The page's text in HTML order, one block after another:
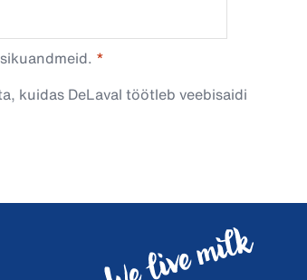
kuidas DeLaval töötleb veebisaidi